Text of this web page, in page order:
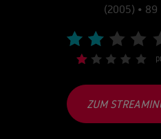
(2005) • 89
ZUM